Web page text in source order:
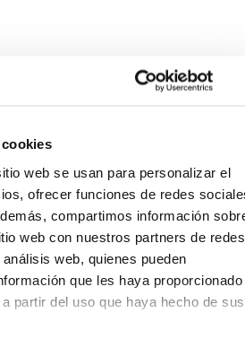
web se usan para personalizar el
ofrecer funciones de redes
compartimos información
web con nuestros partners de redes
web, quienes pueden
que les haya proporcionado
partir del uso que haya hecho de sus
nosotros